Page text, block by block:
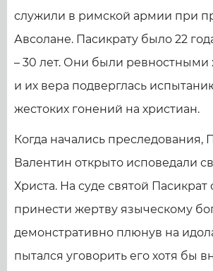
служили в римской армии при
Авсолане. Пасикрату было 22
– 30 лет. Они были ревностными
и их вера подверглась
жестоких гонений на христиан.
Когда начались преследования,
Валентин открыто исповедали
Христа. На суде святой Пасикрат
принести жертву языческому
демонстративно плюнув на
пытался уговорить его хотя бы